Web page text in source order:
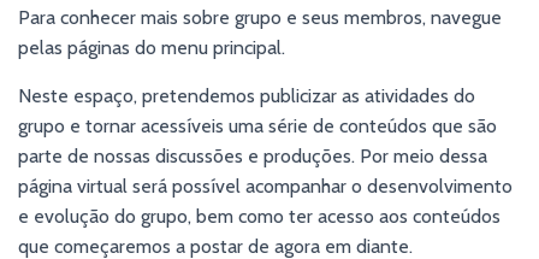
Para conhecer mais sobre grupo e seus membros, navegue
pelas páginas do menu principal.
Neste espaço, pretendemos publicizar as atividades do
grupo e tornar acessíveis uma série de conteúdos que são
parte de nossas discussões e produções. Por meio dessa
página virtual será possível acompanhar o desenvolvimento
e evolução do grupo, bem como ter acesso aos conteúdos
que começaremos a postar de agora em diante.